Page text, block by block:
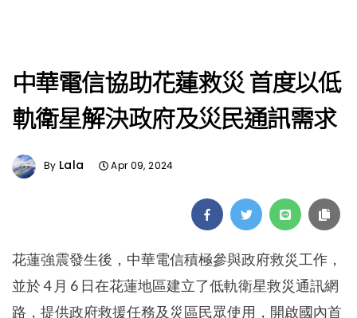
中華電信協助花蓮救災 首度以低
軌衛星解決政府及災民通訊需求
By Lala Apr 09, 2024
花蓮強震發生後，中華電信積極參與政府救災工作，
並於 4 月 6 日在花蓮地區建立了低軌衛星救災通訊網
路，提供政府救援任務及災區民眾使用，開啟國內首